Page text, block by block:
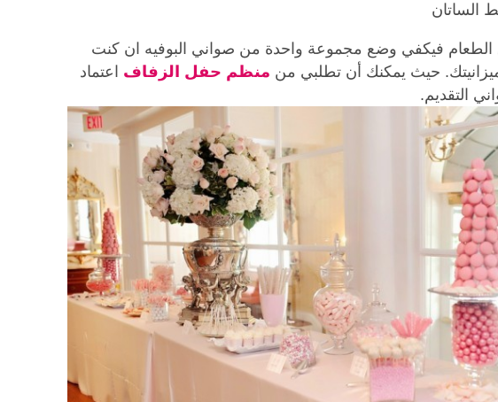
الساتان
الطعام فيكفي وضع مجموعة واحدة من صواني البوفيه ان كنت
حيث يمكنك أن تطلبي من منظم حفل الزفاف اعتماد
التقديم.